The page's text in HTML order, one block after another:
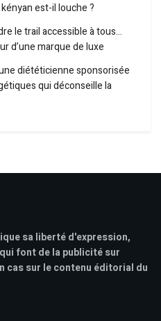
est-il louche ?
le trail accessible à tous…
d’une marque de luxe
diététicienne sponsorisée
qui déconseille la
sa liberté d'expression,
font de la publicité sur
cas sur le contenu éditorial du